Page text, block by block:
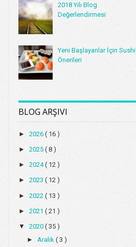
2018 Yılı Blog
Değerlendirmesi
Yeni Başlayanlar İçin Sushi
Önerileri
BLOG ARŞIVI
►2026( 16 )
►2025( 8 )
►2024( 12 )
►2023( 12 )
►2022( 13 )
►2021( 21 )
▼2020( 35 )
► Aralık ( 3 )